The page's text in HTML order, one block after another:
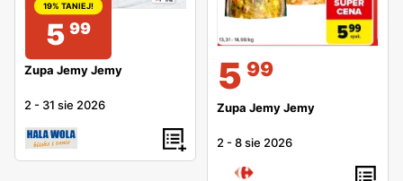
19% TANIEJ!
5 99
Zupa Jemy Jemy
2 - 31 sie 2026
5 99
Zupa Jemy Jemy
2 -8 sie 2026